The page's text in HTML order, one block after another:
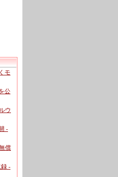
モ
公
ウ
-
償
録 -